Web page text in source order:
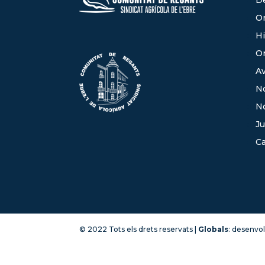
© 2022 Tots els drets reservats | Globals: